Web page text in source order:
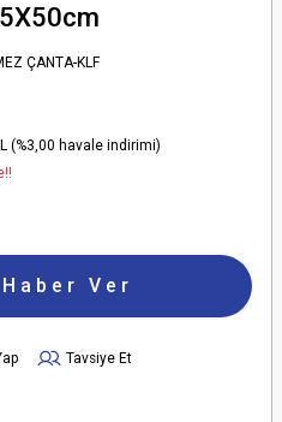
ÇANTA-KLF
(%3,00 havale indirimi)
Ver
Tavsiye Et